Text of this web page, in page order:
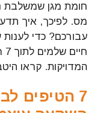
חומת מגן שמשלבת
מס. לפיכך, איך
עבורכם? כדי לענות
המדויקות. קראו
7 הטיפים